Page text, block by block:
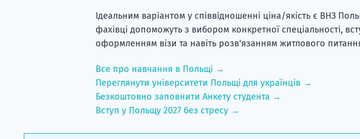
Ідеальним варіантом у співвідношенні ціна/якість є ВНЗ
фахівці допоможуть з вибором конкретної спеціальності,
оформленням візи та навіть розв'язанням житлового
Все про навчання в Польщі →
Переглянути університети Польщі для українців →
Безкоштовно заповнити Анкету студента →
Вступ у Польщу 2027 без стресу →